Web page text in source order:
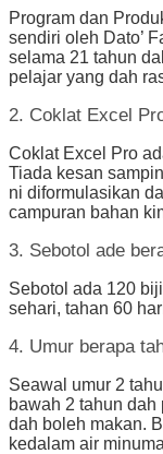
Program dan
sendiri oleh Dato’
selama 21 tahun
pelajar yang dah
2. Coklat Excel
Coklat Excel Pro
Tiada kesan
ni diformulasikan
campuran bahan
3. Sebotol ade
Sebotol ada 120
sehari, tahan 60
4. Umur berapa
Seawal umur 2
bawah 2 tahun
dah boleh makan.
kedalam air